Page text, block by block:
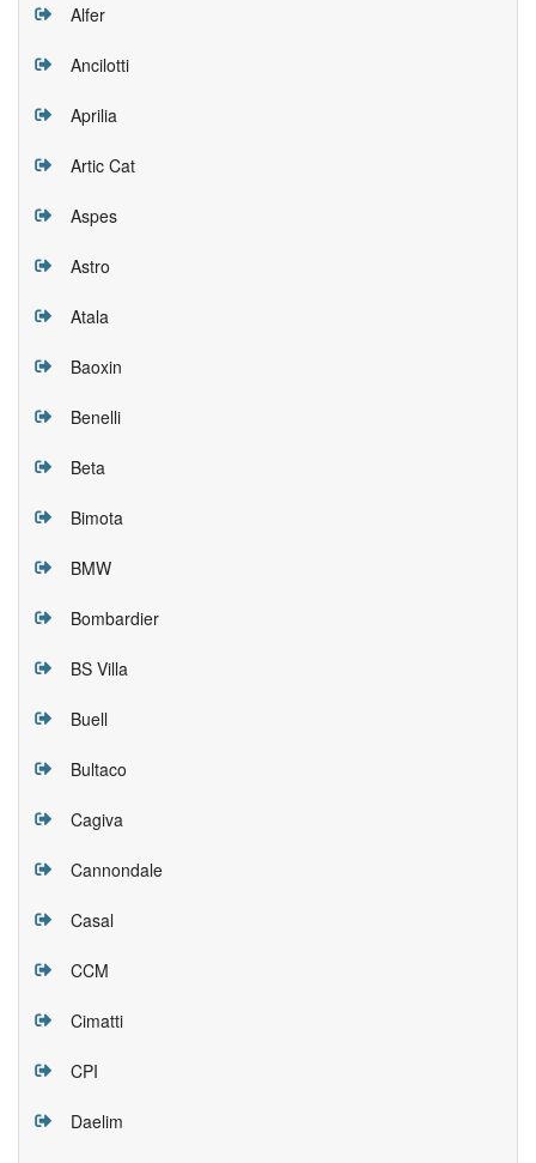
Alfer
Ancilotti
Aprilia
Artic Cat
Aspes
Astro
Atala
Baoxin
Benelli
Beta
Bimota
BMW
Bombardier
BS Villa
Buell
Bultaco
Cagiva
Cannondale
Casal
CCM
Cimatti
CPI
Daelim